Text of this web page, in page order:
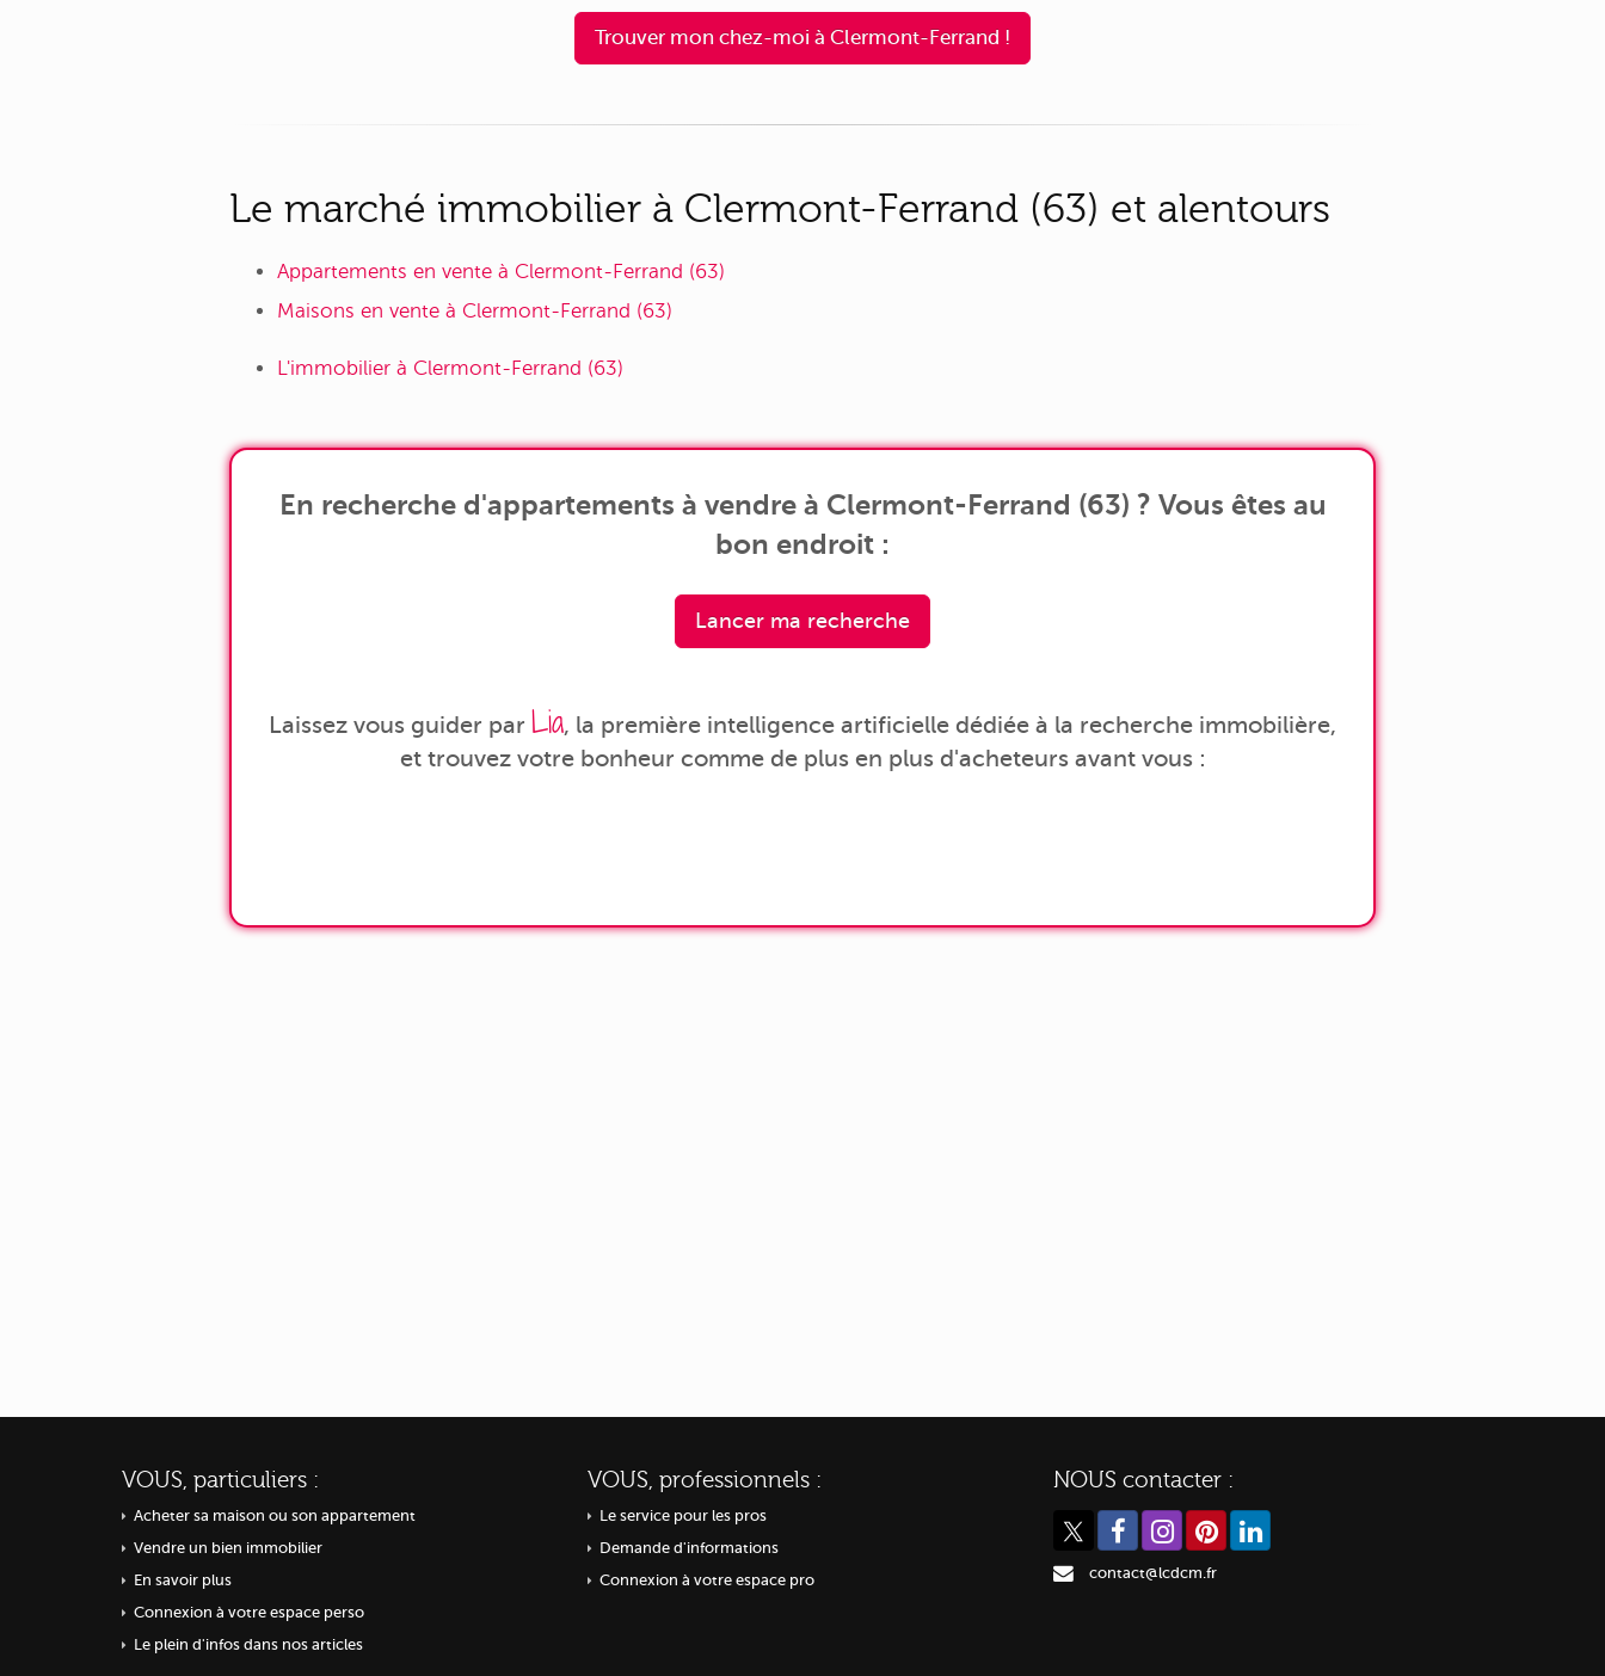
Trouver mon chez-moi à Clermont-Ferrand !
Le marché immobilier à Clermont-Ferrand (63) et alentours
Appartements en vente à Clermont-Ferrand (63)
Maisons en vente à Clermont-Ferrand (63)
L'immobilier à Clermont-Ferrand (63)
En recherche d'appartements à vendre à Clermont-Ferrand (63) ? Vous êtes au
bon endroit :
Lancer ma recherche
Laissez vous guider par Lia, la première intelligence artificielle dédiée à la recherche immobilière,
et trouvez votre bonheur comme de plus en plus d'acheteurs avant vous :
VOUS, particuliers :
Acheter sa maison ou son appartement
Vendre un bien immobilier
En savoir plus
Connexion à votre espace perso
Le plein d'infos dans nos articles
VOUS, professionnels :
Le service pour les pros
Demande d'informations
Connexion à votre espace pro
NOUS contacter :
contact@lcdcm.fr